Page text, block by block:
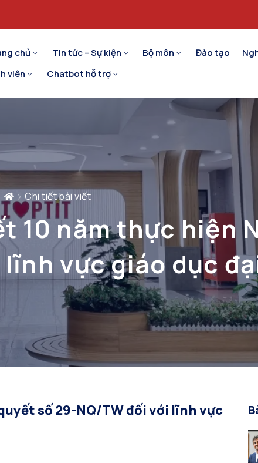
chủ Tin tức – Sự kiện Bộ môn Đào tạo
viên
Chatbot hỗ trợ
Chi tiết bài viết
10 năm thực hiện
vực giáo dục
số 29-NQ/TW đối với lĩnh vực